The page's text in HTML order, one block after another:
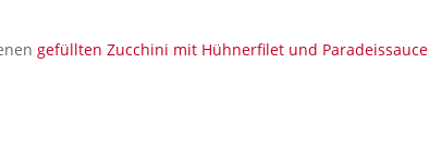
gefüllten Zucchini mit Hühnerfilet und Paradeissauce